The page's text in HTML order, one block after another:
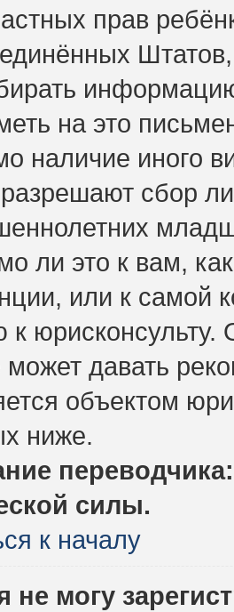
прав
на это
наличие иного
сбор
ли это к вам,
или к самой
юрисконсульту.
может давать
объектом
ниже.
силы.
к началу
не могу